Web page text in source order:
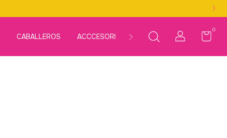
CABALLEROS ACCCESORIOS LÍNEAS KITS
0